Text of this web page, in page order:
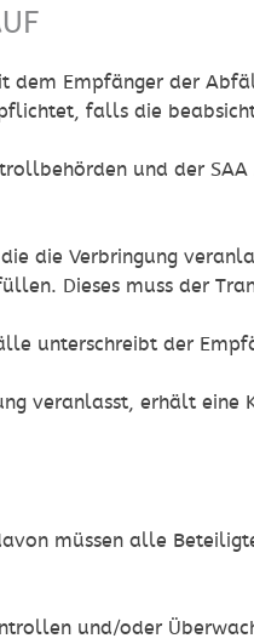
dem Empfänger der
falls die
und der
die Verbringung
Dieses muss der
unterschreibt der
veranlasst, erhält eine
müssen alle
und/oder